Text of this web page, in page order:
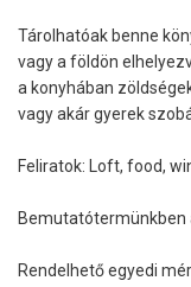
Tárolhatóak benne
vagy a földön
a konyhában
vagy akár gyerek
Feliratok: Loft, food,
Bemutatótermünkben
Rendelhető egyedi